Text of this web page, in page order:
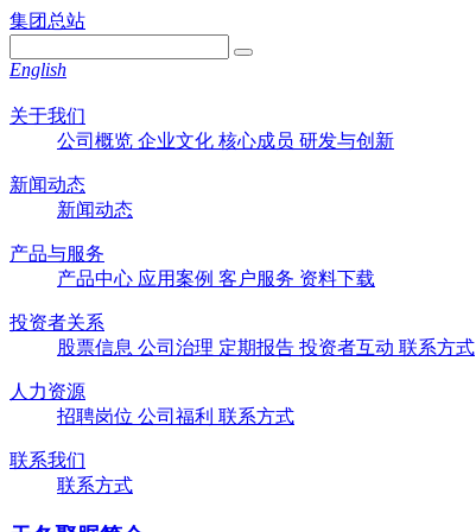
集团总站
English
关于我们
公司概览 企业文化 核心成员 研发与创新
新闻动态
新闻动态
产品与服务
产品中心 应用案例 客户服务 资料下载
投资者关系
股票信息 公司治理 定期报告 投资者互动 联系方式
人力资源
招聘岗位 公司福利 联系方式
联系我们
联系方式